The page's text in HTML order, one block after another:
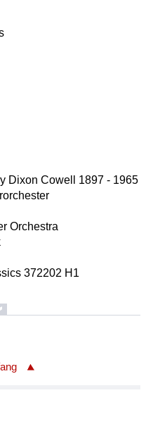
Dixon Cowell 1897 - 1965
Orchestra
372202 H1